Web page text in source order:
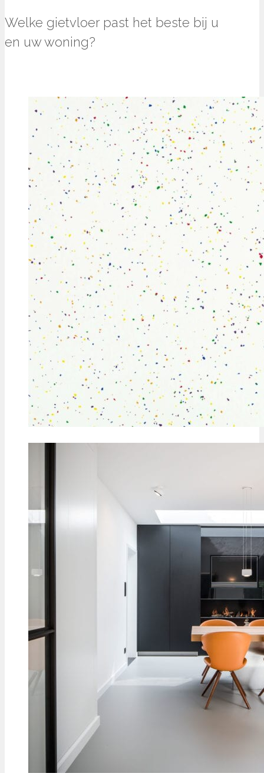
Welke gietvloer past het beste bij u
en uw woning?